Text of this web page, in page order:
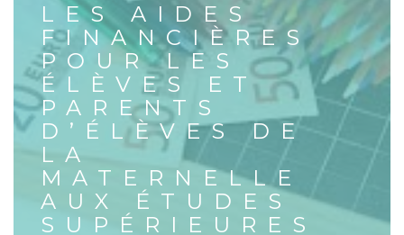
LES AIDES
FINANCIÈRES
POUR LES
ÉLÈVES ET
PARENTS
D’ÉLÈVES DE
LA
MATERNELLE
AUX ÉTUDES
SUPÉRIEURES